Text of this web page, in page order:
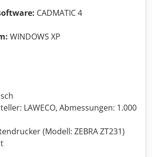
CADMATIC 4
WINDOWS XP
LAWECO, Abmessungen: 1.000
(Modell: ZEBRA ZT231)